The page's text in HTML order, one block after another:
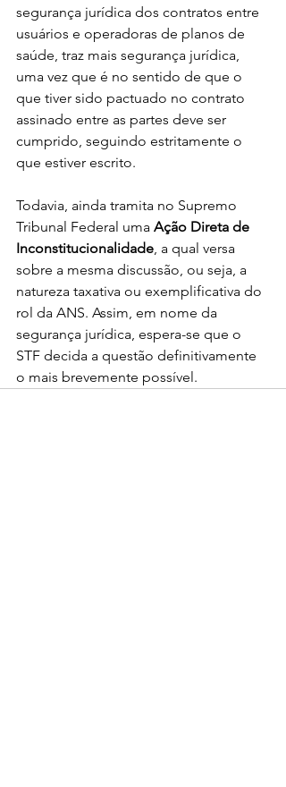
segurança jurídica dos contratos entre
usuários e operadoras de planos de
saúde, traz mais segurança jurídica,
uma vez que é no sentido de que o
que tiver sido pactuado no contrato
assinado entre as partes deve ser
cumprido, seguindo estritamente o
que estiver escrito.
Todavia, ainda tramita no Supremo
Tribunal Federal uma Ação Direta de
Inconstitucionalidade, a qual versa
sobre a mesma discussão, ou seja, a
natureza taxativa ou exemplificativa do
rol da ANS. Assim, em nome da
segurança jurídica, espera-se que o
STF decida a questão definitivamente
o mais brevemente possível.